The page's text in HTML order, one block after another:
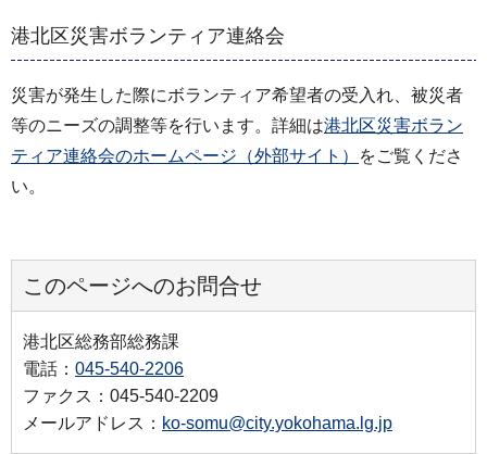
港北区災害ボランティア連絡会
災害が発生した際にボランティア希望者の受入れ、被災者
等のニーズの調整等を行います。詳細は港北区災害ボラン
ティア連絡会のホームページ（外部サイト）
をご覧くださ
い。
このページへのお問合せ
港北区総務部総務課
電話： 045-540-2206
ファクス：045-540-2209
メールアドレス： ko-somu@city.yokohama.lg.jp